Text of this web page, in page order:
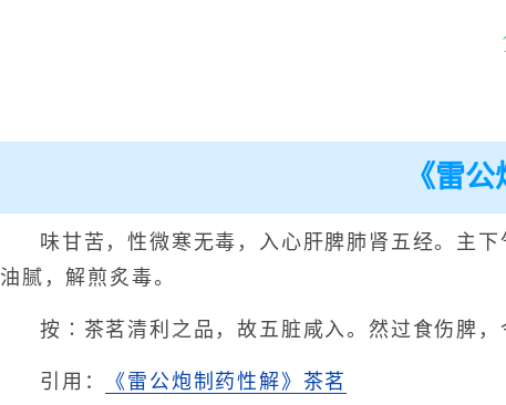
《雷
味甘苦，性微寒无毒，入心肝脾肺肾五经。主下
油腻，解煎炙毒。
按∶茶茗清利之品，故五脏咸入。然过食伤脾，
引用： 《雷公炮制药性解》茶茗